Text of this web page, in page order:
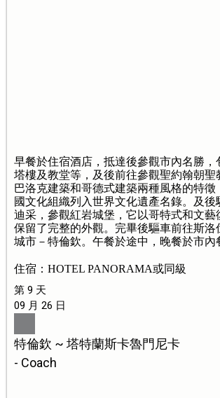
早餐於住宿酒店，抵達後參觀市內名勝，
塔樓及教堂等，及後前往參觀聖約翰朝聖
巴洛克建築和哥德式建築兩種風格的特徵
國文化組織列入世界文化遺產名錄。及後
迪采，參觀紅岩城堡，它以哥特式和文藝
保留了完整的外觀。完畢後驅車前往斯洛
城市－特倫欽。午餐於途中，晚餐於市內
住宿：HOTEL PANORAMA或同級
第 9 天
09 月 26 日
特倫欽 ~ 塔特蘭斯卡魯門尼卡
- Coach